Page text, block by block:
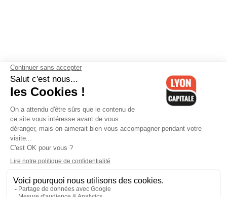
Contactez-nous-Mentions légales-CGV-Politique de